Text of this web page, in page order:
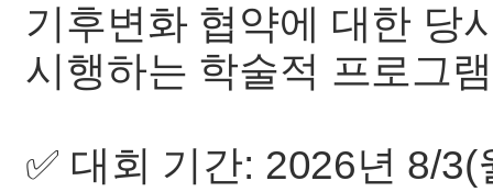
기후변화 협약에 대한 당
시행하는 학술적 프로그
✅ 대회 기간: 2026년 8/3(